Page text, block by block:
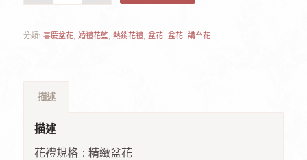
分類: 喜慶盆花, 婚禮花籃, 熱銷花禮, 盆花, 盆花, 講台花
描述
描述
花禮規格 : 精緻盆花